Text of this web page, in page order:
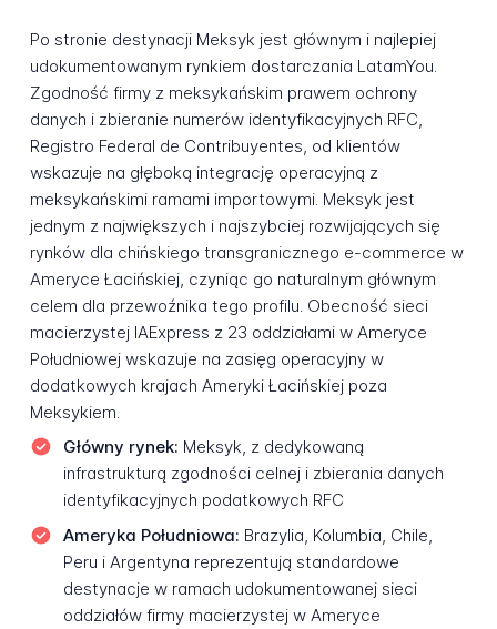
Po stronie destynacji Meksyk jest głównym i najlepiej
udokumentowanym rynkiem dostarczania LatamYou.
Zgodność firmy z meksykańskim prawem ochrony
danych i zbieranie numerów identyfikacyjnych RFC,
Registro Federal de Contribuyentes, od klientów
wskazuje na głęboką integrację operacyjną z
meksykańskimi ramami importowymi. Meksyk jest
jednym z największych i najszybciej rozwijających się
rynków dla chińskiego transgranicznego e-commerce w
Ameryce Łacińskiej, czyniąc go naturalnym głównym
celem dla przewoźnika tego profilu. Obecność sieci
macierzystej IAExpress z 23 oddziałami w Ameryce
Południowej wskazuje na zasięg operacyjny w
dodatkowych krajach Ameryki Łacińskiej poza
Meksykiem.
Główny rynek: Meksyk, z dedykowaną
infrastrukturą zgodności celnej i zbierania danych
identyfikacyjnych podatkowych RFC
Ameryka Południowa: Brazylia, Kolumbia, Chile,
Peru i Argentyna reprezentują standardowe
destynacje w ramach udokumentowanej sieci
oddziałów firmy macierzystej w Ameryce